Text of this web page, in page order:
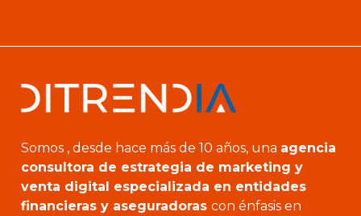
Somos , desde hace más de 10 años, una agencia
consultora de estrategia de marketing y
venta digital especializada en entidades
financieras y aseguradoras con énfasis en